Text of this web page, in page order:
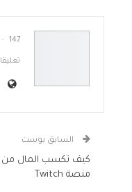
147 المشاركات
السابق بوست
كيف تكسب المال من
منصة Twitch